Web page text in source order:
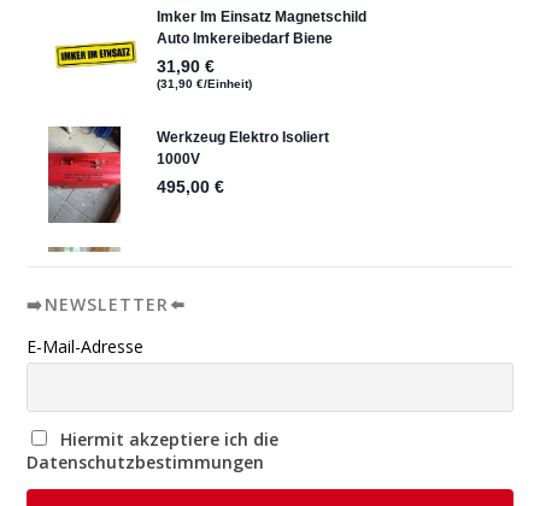
➡️NEWSLETTER⬅️
E-Mail-Adresse
Hiermit akzeptiere ich die
Datenschutzbestimmungen